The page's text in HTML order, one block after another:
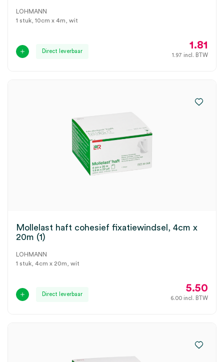
LOHMANN
1 stuk, 10cm x 4m, wit
Direct leverbaar
1.81
1.97 incl. BTW
Mollelast haft cohesief fixatiewindsel, 4cm x
20m (1)
LOHMANN
1 stuk, 4cm x 20m, wit
Direct leverbaar
5.50
6.00 incl. BTW